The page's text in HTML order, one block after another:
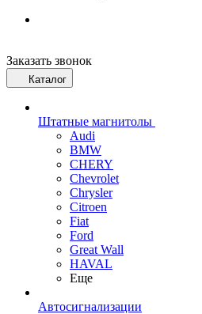
Заказать звонок
Каталог
Штатные магнитолы
Audi
BMW
CHERY
Chevrolet
Chrysler
Citroen
Fiat
Ford
Great Wall
HAVAL
Еще
Автосигнализации